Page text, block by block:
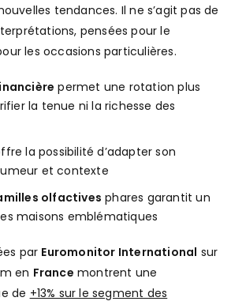
tendances. Il ne s’agit pas de
pensées pour le
les occasions particulières.
permet une rotation plus
la tenue ni la richesse des
la possibilité d’adapter son
et contexte
olfactives phares garantit un
maisons emblématiques
par Euromonitor International sur
en France montrent une
de +13% sur le segment des